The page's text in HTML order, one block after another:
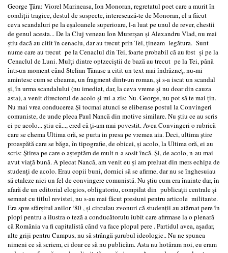
George Ţâra: Viorel Marineasa, Ion Monoran, regretatul poet care a murit în
condiţii tragice, destul de suspecte, interesează-te de Monoran, el a făcut
ceva scandaluri pe la eşaloanele superioare, l-a luat pe unul de rever, chestii
de genul acesta... De la Cluj veneau Ion Murerşan şi Alexandru Vlad, nu mai
ştiu dacă au citit în cenaclu, dar au trecut prin Tei, ţineam legătura. Sunt
nume care au trecut pe la Cenaclul din Tei, foarte probabil că au fost şi pe la
Cenaclul de Luni. Mulţi dintre optzeciştii de bază au trecut pe la Tei, până
într-un moment când Stelian Tănase a citit un text mai îndrăzneţ, nu-mi
amintesc cum se cheama, un fragment dintr-un roman, şi s-a iscat un scandal
şi, în urma scandalului (nu imediat, dar, la ceva vreme și nu doar din cauza
asta), a venit directorul de acolo şi mi-a zis: Nu. George, nu pot să te mai ţin.
Nu mai vrea conducerea Şi tocmai atunci se eliberase postul la Convingeri
comuniste, de unde pleca Paul Nancă din motive similare. Nu ştiu ce au scris
ei pe acolo... ştiu că..., cred că ţi-am mai povestit. Avea Convingeri o rubrică
care se chema Ultima oră, se purta in presa pe vremea aia. Deci, ultima ştire
proaspătă care se băga, în tipografie, de obicei, şi acolo, la Ultima oră, ei au
scris: Ştirea pe care o aşteptăm de mult n-a sosit încă. Şi, de acolo, n-au mai
avut viaţă bună. A plecat Nancă, am venit eu şi am preluat din mers echipa de
studenţi de acolo. Erau copii buni, dornici să se afirme, dar nu se înghesuiau
să etaleze nici un fel de convingere comunistă. Nu ştiu cum era înainte dar, în
afară de un editorial elogios, obligatoriu, compilat din publicaţii centrale şi
semnat cu titlul revistei, nu s-au mai făcut presiuni pentru articole militante.
Era spre sfârşitul anilor ‘80 , şi circulau zvonuri că studenţii au atărnat pere în
plopi pentru a ilustra o teză a conducătorulu iubit care afirmase la o plenară
că România va fi capitalistă când va face plopul pere . Partidul avea, aşadar,
alte griji pentru Campus, nu să strângă şurubul ideologic.. Nu ne spunea
nimeni ce să scriem, ci doar ce să nu publicăm. Asta nu hotăram noi, eu eram